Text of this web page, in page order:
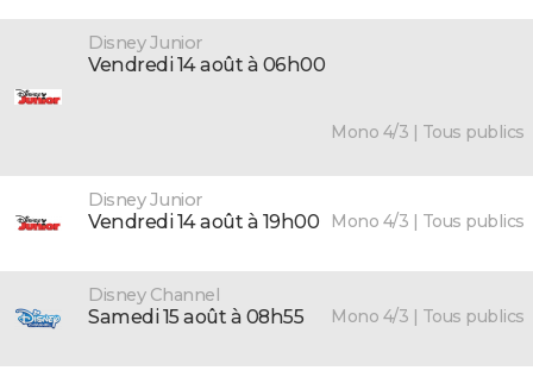
Disney Junior
vendredi 14 août à 06h00
Mono 4/3 | Tous publics
Disney Junior
vendredi 14 août à 19h00 Mono 4/3 | Tous publics
Disney Channel
samedi 15 août à 08h55 Mono 4/3 | Tous publics